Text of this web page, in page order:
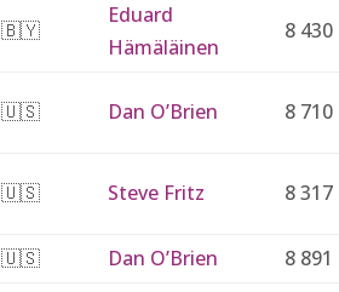
🇧🇾
Eduard
Hämäläinen
8 430
🇺🇸 Dan O’Brien 8 710
🇺🇸 Steve Fritz 8 317
🇺🇸 Dan O’Brien 8 891